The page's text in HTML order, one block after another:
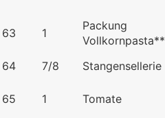
63
1
Packung
Vollkornpasta**
64
7/8 Stangensellerie
65 1 Tomate